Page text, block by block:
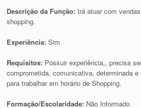
Descrição da Função: Irá atuar com
shopping.
Experiência:Sim
Requisitos: Possuir experiência,, precisa
comprometida, comunicativa, determinada
para trabalhar em horário de Shopping.
Formação/Escolaridade: Não Informado